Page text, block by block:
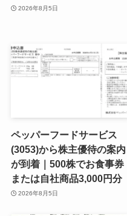
2026年8月5日
ペッパーフードサービス
(3053)から株主優待の案内
が到着｜500株でお食事券
または自社商品3,000円分
2026年8月5日